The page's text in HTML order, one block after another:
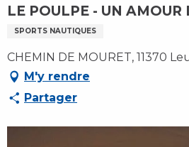
LE POULPE - UN AMOUR
SPORTS NAUTIQUES
CHEMIN DE MOURET, 11370
M'y rendre
Partager